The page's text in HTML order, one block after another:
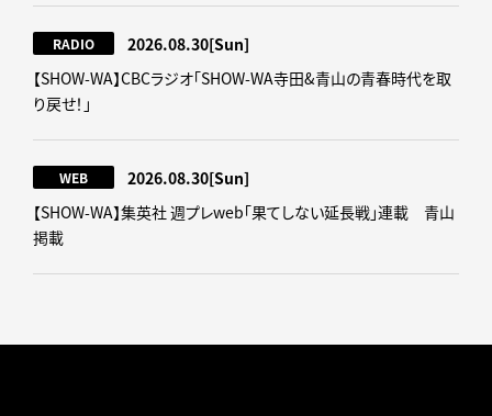
RADIO 2026.08.30[Sun]
【SHOW-WA】CBCラジオ｢SHOW-WA寺田&青山の青春時代を取
り戻せ！｣
WEB 2026.08.30[Sun]
【SHOW-WA】集英社 週プレweb｢果てしない延長戦｣連載 青山
掲載